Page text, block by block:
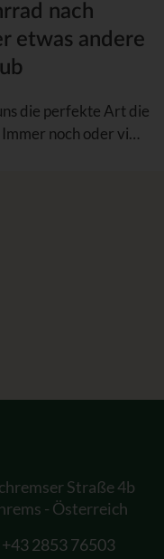
nach
etwas andere
die perfekte Art die
noch oder vi…
Straße 4b
- Österreich
+43 2853 76503